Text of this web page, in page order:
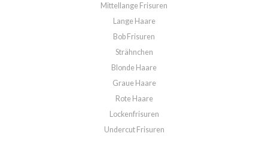
Mittellange Frisuren
Lange Haare
Bob Frisuren
Strähnchen
Blonde Haare
Graue Haare
Rote Haare
Lockenfrisuren
Undercut Frisuren